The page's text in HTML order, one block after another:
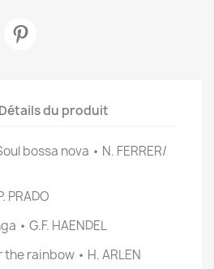
Détails du produit
bossa nova • N. FERRER/
PRADO
• G.F. HAENDEL
rainbow • H. ARLEN